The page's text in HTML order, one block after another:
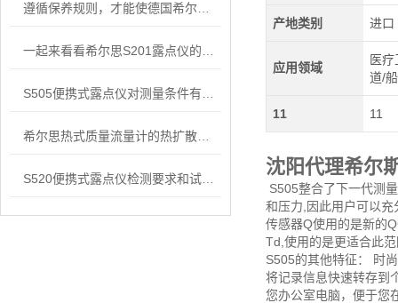
产地类别 进口
应用领域
医
道/
11 11
沈阳代理希尔
S505整合了下一代测
和压力,因此用户可以
传感器Q使用的是新的
Td,使用的是更适合此
S505的其他特征： 时
将记录信息快速转存到
您办公室电脑，便于您